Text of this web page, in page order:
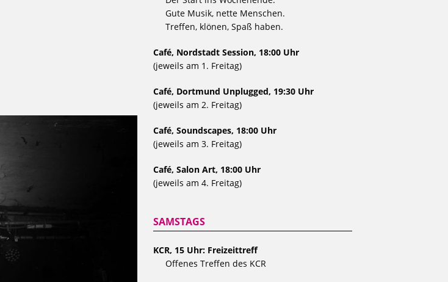
Gute Musik, nette Menschen.
Treffen, klönen, Spaß haben.
Café, Nordstadt Session, 18:00 Uhr
(jeweils am 1. Freitag)
Café, Dortmund Unplugged, 19:30 Uhr
(jeweils am 2. Freitag)
Café, Soundscapes, 18:00 Uhr
(jeweils am 3. Freitag)
Café, Salon Art, 18:00 Uhr
(jeweils am 4. Freitag)
SAMSTAGS
KCR, 15 Uhr: Freizeittreff
Offenes Treffen des KCR